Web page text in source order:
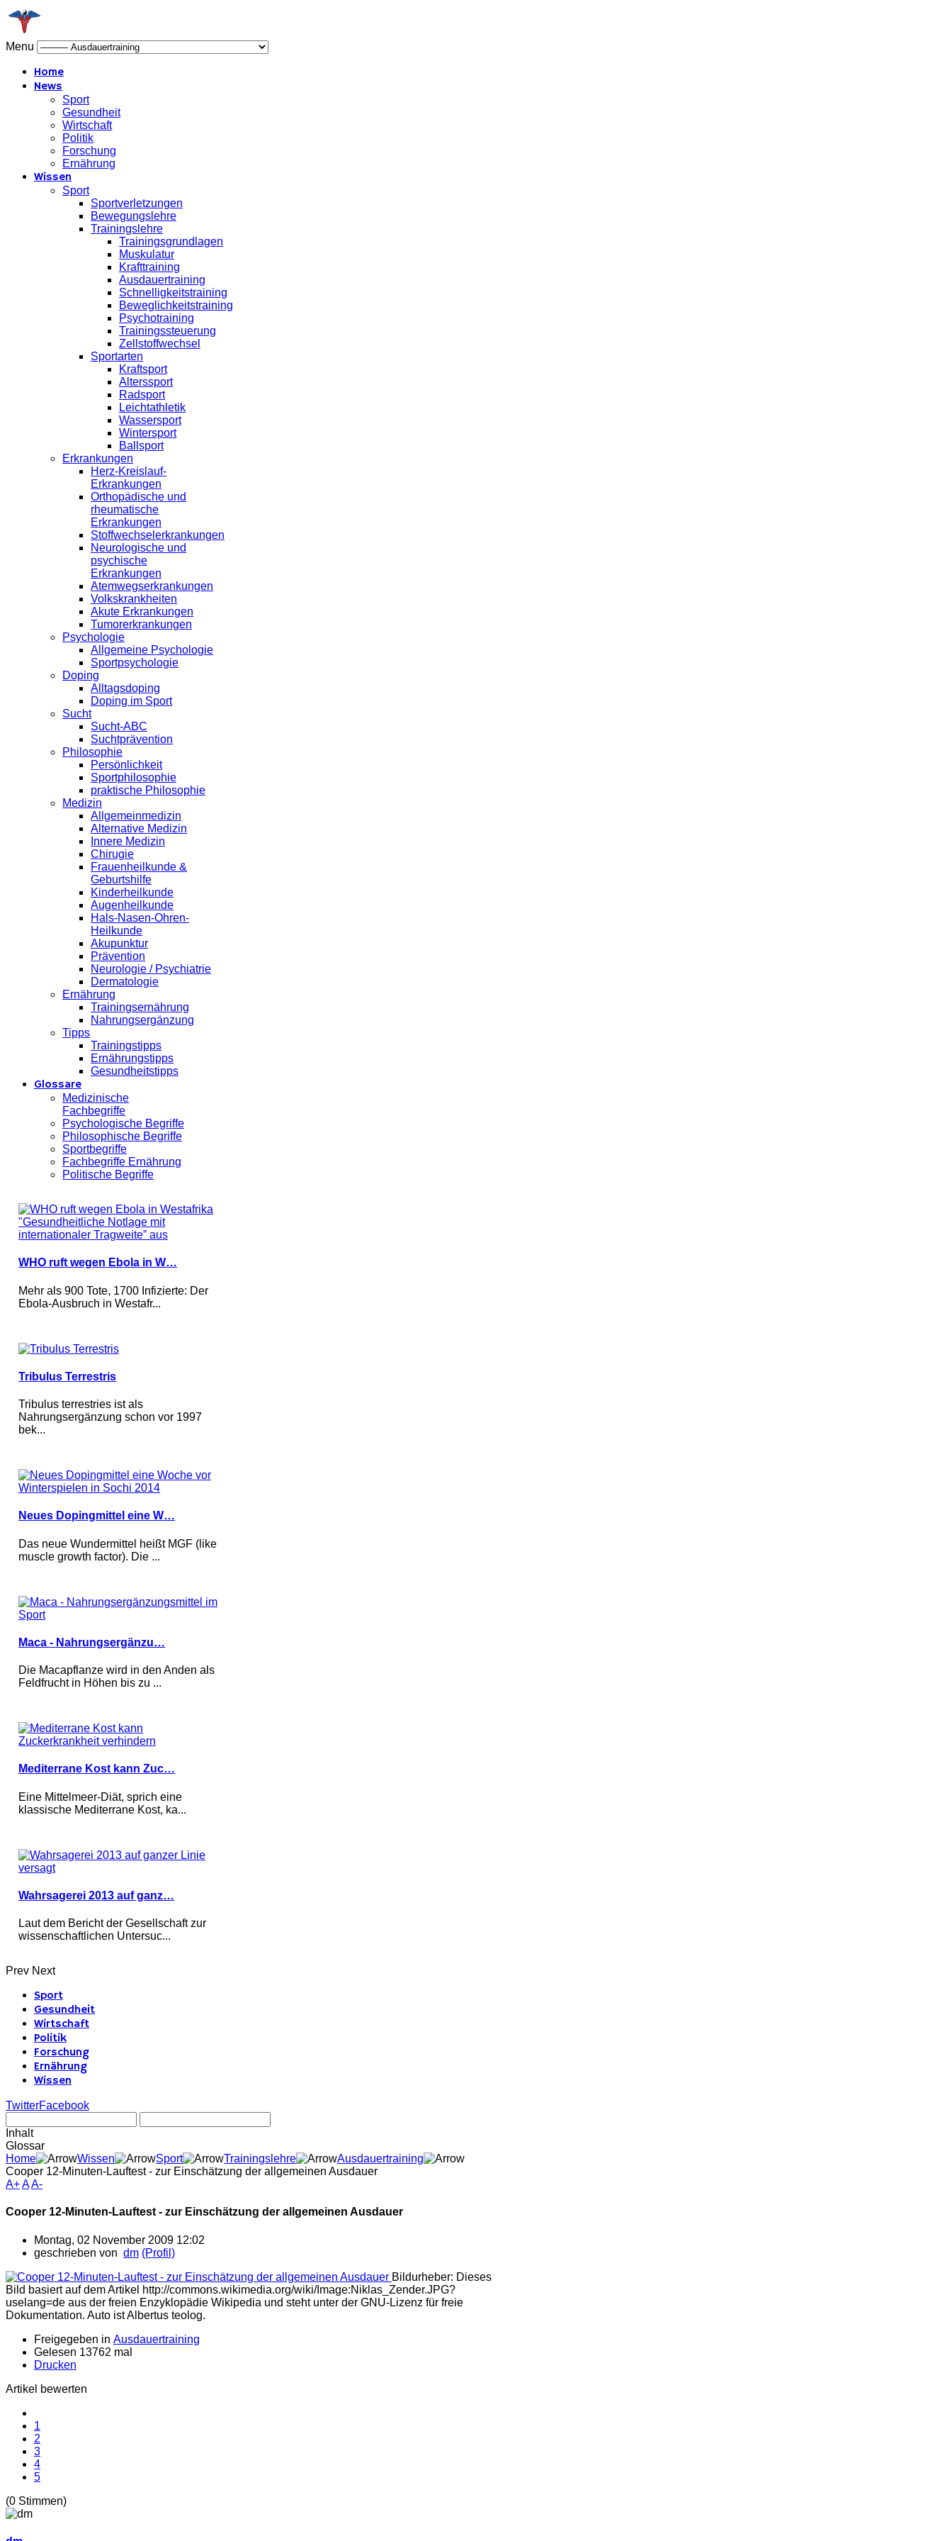
Menu
Home
News
Sport
Gesundheit
Wirtschaft
Politik
Forschung
Ernährung
Wissen
Sport
Sportverletzungen
Bewegungslehre
Trainingslehre
Trainingsgrundlagen
Muskulatur
Krafttraining
Ausdauertraining
Schnelligkeitstraining
Beweglichkeitstraining
Psychotraining
Trainingssteuerung
Zellstoffwechsel
Sportarten
Kraftsport
Alterssport
Radsport
Leichtathletik
Wassersport
Wintersport
Ballsport
Erkrankungen
Herz-Kreislauf-
Erkrankungen
Orthopädische und
rheumatische
Erkrankungen
Stoffwechselerkrankungen
Neurologische und
psychische
Erkrankungen
Atemwegserkrankungen
Volkskrankheiten
Akute Erkrankungen
Tumorerkrankungen
Psychologie
Allgemeine Psychologie
Sportpsychologie
Doping
Alltagsdoping
Doping im Sport
Sucht
Sucht-ABC
Suchtprävention
Philosophie
Persönlichkeit
Sportphilosophie
praktische Philosophie
Medizin
Allgemeinmedizin
Alternative Medizin
Innere Medizin
Chirugie
Frauenheilkunde &
Geburtshilfe
Kinderheilkunde
Augenheilkunde
Hals-Nasen-Ohren-
Heilkunde
Akupunktur
Prävention
Neurologie / Psychiatrie
Dermatologie
Ernährung
Trainingsernährung
Nahrungsergänzung
Tipps
Trainingstipps
Ernährungstipps
Gesundheitstipps
Glossare
Medizinische
Fachbegriffe
Psychologische Begriffe
Philosophische Begriffe
Sportbegriffe
Fachbegriffe Ernährung
Politische Begriffe
WHO ruft wegen Ebola in W…
Mehr als 900 Tote, 1700 Infizierte: Der
Ebola-Ausbruch in Westafr...
Tribulus Terrestris
Tribulus terrestries ist als
Nahrungsergänzung schon vor 1997
bek...
Neues Dopingmittel eine W…
Das neue Wundermittel heißt MGF (like
muscle growth factor). Die ...
Maca - Nahrungsergänzu…
Die Macapflanze wird in den Anden als
Feldfrucht in Höhen bis zu ...
Mediterrane Kost kann Zuc…
Eine Mittelmeer-Diät, sprich eine
klassische Mediterrane Kost, ka...
Wahrsagerei 2013 auf ganz…
Laut dem Bericht der Gesellschaft zur
wissenschaftlichen Untersuc...
Prev Next
Sport
Gesundheit
Wirtschaft
Politik
Forschung
Ernährung
Wissen
TwitterFacebook
Inhalt
Glossar
Home
Wissen Sport Trainingslehre
Ausdauertraining
Cooper 12-Minuten-Lauftest - zur Einschätzung der allgemeinen Ausdauer
A+AA-
Cooper 12-Minuten-Lauftest - zur Einschätzung der allgemeinen Ausdauer
Montag, 02 November 2009 12:02
geschrieben von dm (Profil)
Bildurheber: Dieses
Bild basiert auf dem Artikel http://commons.wikimedia.org/wiki/Image:Niklas_Zender.JPG?
uselang=de aus der freien Enzyklopädie Wikipedia und steht unter der GNU-Lizenz für freie
Dokumentation. Auto ist Albertus teolog.
Freigegeben in Ausdauertraining
Gelesen 13762 mal
Drucken
Artikel bewerten
1
2
3
4
5
(0 Stimmen)